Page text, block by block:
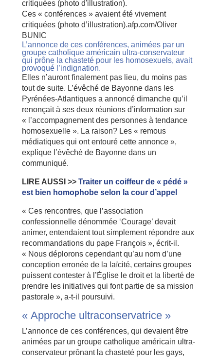
Ces « conférences » avaient été vivement
critiquées (photo d’illustration).afp.com/Oliver
BUNIC
L’annonce de ces conférences, animées par un
groupe catholique américain ultra-conservateur
qui prône la chasteté pour les homosexuels, avait
provoqué l’indignation.
Elles n’auront finalement pas lieu, du moins pas
tout de suite. L’évêché de Bayonne dans les
Pyrénées-Atlantiques a annoncé dimanche qu’il
renonçait à ses deux réunions d’information sur
« l’accompagnement des personnes à tendance
homosexuelle ». La raison? Les « remous
médiatiques qui ont entouré cette annonce »,
explique l’évêché de Bayonne dans un
communiqué.
LIRE AUSSI >> Traiter un coiffeur de « pédé »
est bien homophobe selon la cour d’appel
« Ces rencontres, que l’association
confessionnelle dénommée ‘Courage’ devait
animer, entendaient tout simplement répondre aux
recommandations du pape François », écrit-il.
« Nous déplorons cependant qu’au nom d’une
conception erronée de la laïcité, certains groupes
puissent contester à l’Église le droit et la liberté de
prendre les initiatives qui font partie de sa mission
pastorale », a-t-il poursuivi.
« Approche ultraconservatrice »
L’annonce de ces conférences, qui devaient être
animées par un groupe catholique américain ultra-
conservateur prônant la chasteté pour les gays,